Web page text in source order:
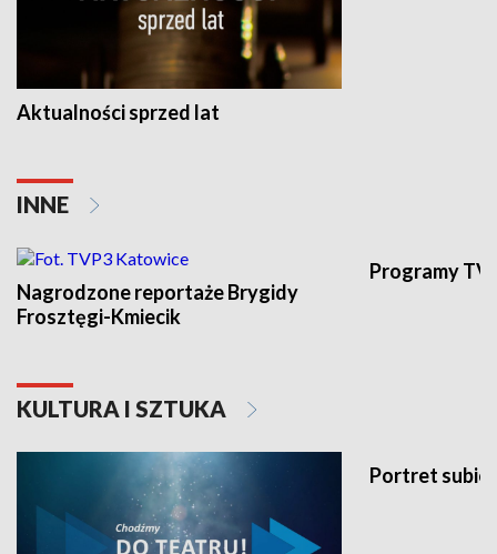
Aktualności sprzed lat
INNE
Nagrodzone reportaże Brygidy
Frosztęgi-Kmiecik
Programy
KULTURA I SZTUKA
Portret